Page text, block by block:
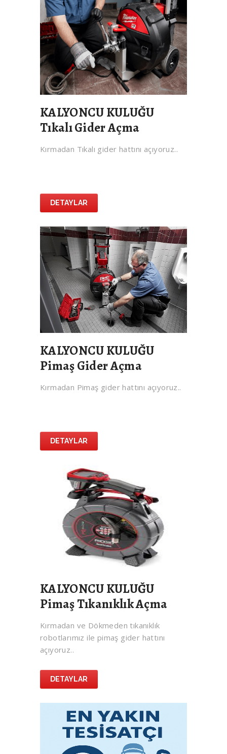
KALYONCU KULUĞU
Tıkalı Gider Açma
Kırmadan Tıkalı gider hattını açıyoruz..
DETAYLAR
KALYONCU KULUĞU
Pimaş Gider Açma
Kırmadan Pimaş gider hattını açıyoruz..
DETAYLAR
KALYONCU KULUĞU
Pimaş Tıkanıklık Açma
Kırmadan ve Dökmeden tıkanıklık
robotlarımız ile pimaş gider hattını
açıyoruz..
DETAYLAR